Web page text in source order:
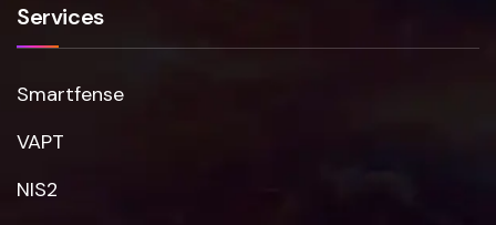
Services
Smartfense
VAPT
NIS2